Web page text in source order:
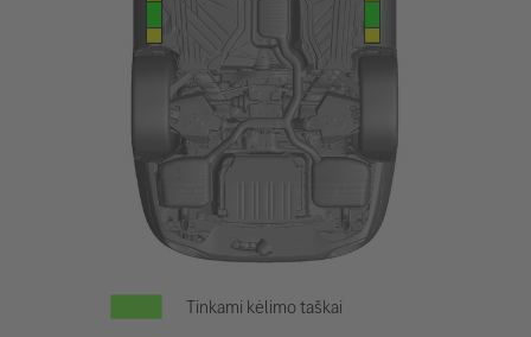
Tinkami kėlimo taškai